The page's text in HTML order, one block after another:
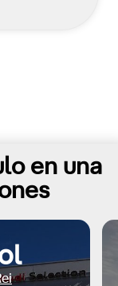
en una